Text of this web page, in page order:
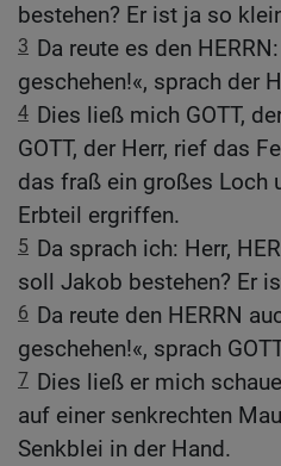
bestehen? Er ist ja so
3 Da reute es den
geschehen!«, sprach der
4 Dies ließ mich GOTT,
GOTT, der Herr, rief das
das fraß ein großes Loch
Erbteil ergriffen.
5 Da sprach ich: Herr,
soll Jakob bestehen? Er
6 Da reute den HERRN
geschehen!«, sprach
7 Dies ließ er mich
auf einer senkrechten
Senkblei in der Hand.